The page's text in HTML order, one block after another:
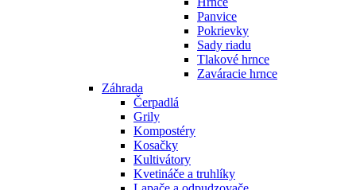
Panvice
Pokrievky
Sady riadu
Tlakové hrnce
Zaváracie hrnce
Záhrada
Čerpadlá
Grily
Kompostéry
Kosačky
Kultivátory
Kvetináče a truhlíky